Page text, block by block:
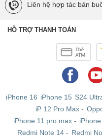
Liên hệ hợp tác bán
HỖ TRỢ THANH TOÁN
iPhone 16 iPhone 15 S24
iP 12 Pro Max-
iPhone 11 pro max-
Redmi Note 14 - Redmi